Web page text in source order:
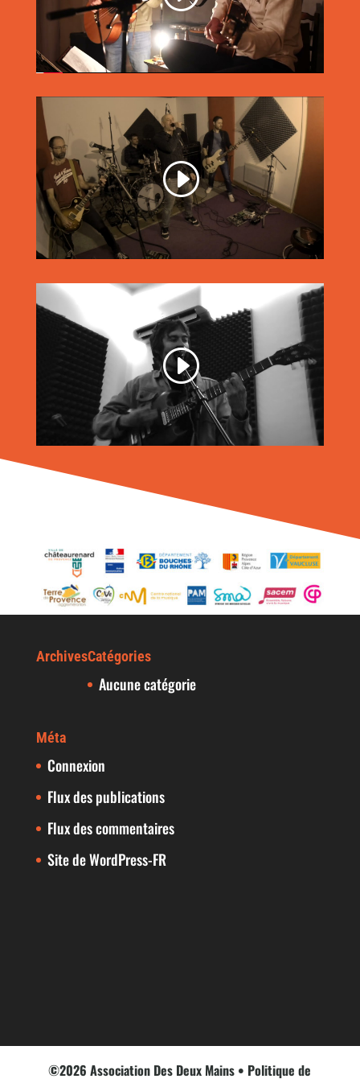
ArchivesCatégories
Aucune catégorie
Méta
Connexion
Flux des publications
Flux des commentaires
Site de WordPress-FR
©2026 Association Des Deux Mains • Politique de